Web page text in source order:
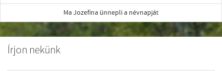
Ma Jozefína ünnepli a névnapját
Írjon nekünk